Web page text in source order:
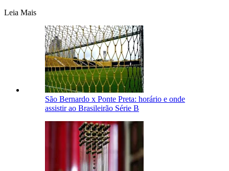
Leia Mais
São Bernardo x Ponte Preta: horário e onde
assistir ao Brasileirão Série B